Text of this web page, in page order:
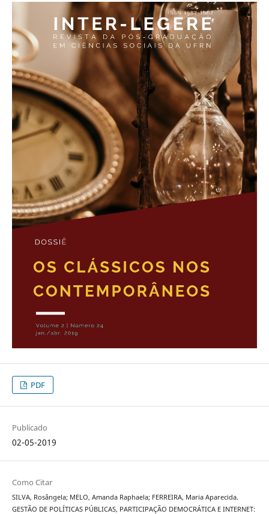
PDF
Publicado
02-05-2019
Como Citar
SILVA, Rosângela; MELO, Amanda Raphaela; FERREIRA, Maria Aparecida.
GESTÃO DE POLÍTICAS PÚBLICAS, PARTICIPAÇÃO DEMOCRÁTICA E INTERNET: